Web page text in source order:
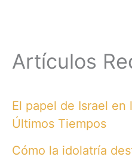
Artículos
El papel de Israel en
Últimos Tiempos
Cómo la idolatría